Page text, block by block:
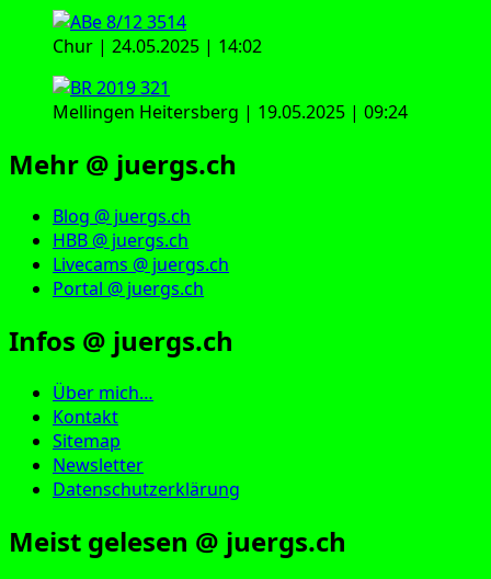
Chur | 24.05.2025 | 14:02
Mellingen Heitersberg | 19.05.2025 | 09:24
Mehr @ juergs.ch
Blog @ juergs.ch
HBB @ juergs.ch
Livecams @ juergs.ch
Portal @ juergs.ch
Infos @ juergs.ch
Über mich…
Kontakt
Sitemap
Newsletter
Datenschutzerklärung
Meist gelesen @ juergs.ch